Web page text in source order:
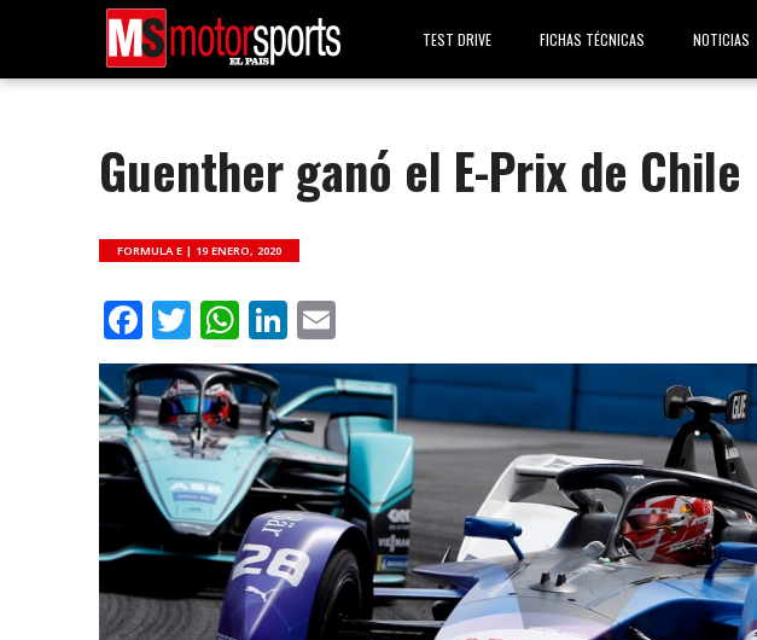
TEST DRIVE FICHAS TÉCNICAS NOTICIAS
Guenther ganó el E-Prix de Chile
FORMULA E | 19 ENERO, 2020
Facebook
Twitter
WhatsApp
LinkedIn